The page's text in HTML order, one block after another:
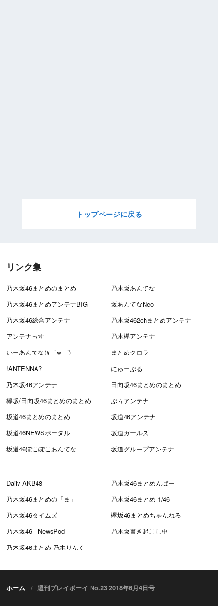
トップページに戻る
リンク集
乃木坂46まとめのまとめ
乃木坂あんてな
乃木坂46まとめアンテナBIG
坂あんてなNeo
乃木坂46総合アンテナ
乃木坂462chまとめアンテナ
アンテナっす
乃木欅アンテナ
いーあんてな(#゜ｗ゜)
まとめクロラ
!ANTENNA?
にゅーぷる
乃木坂46アンテナ
日向坂46まとめのまとめ
欅坂/日向坂46まとめのまとめ
ぷぅアンテナ
坂道46まとめのまとめ
坂道46アンテナ
坂道46NEWSポータル
坂道ガールズ
坂道46ぽこぽこあんてな
坂道グループアンテナ
Daily AKB48
乃木坂46まとめんばー
乃木坂46まとめの「ま」
乃木坂46まとめ 1/46
乃木坂46タイムズ
欅坂46まとめちゃんねる
乃木坂46 - NewsPod
乃木坂書き起こし中
乃木坂46まとめ 乃木りんく
ホーム 週刊プレイボーイ No.23 2018年6月4日号